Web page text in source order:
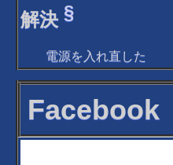
解決§
電源を入れ直した
Facebook